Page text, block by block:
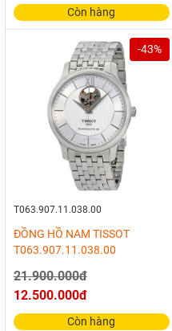
Còn hàng
-43%
T063.907.11.038.00
ĐỒNG HỒ NAM TISSOT
T063.907.11.038.00
21.900.000đ
12.500.000đ
Còn hàng